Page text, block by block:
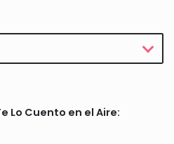
Lo Cuento en el Aire: